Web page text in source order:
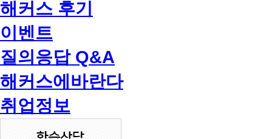
해커스 후기
이벤트
질의응답 Q&A
해커스에바란다
취업정보